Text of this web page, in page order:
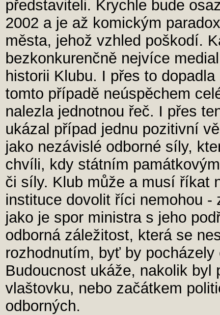
představiteli. Krychle bude
2002 a je až komickým
města, jehož vzhled poškodí.
bezkonkurenčně nejvíce
historii Klubu. I přes to
tomto případě neúspěchem
nalezla jednotnou řeč. I přes
ukázal případ jednu pozitivní
jako nezávislé odborné síly,
chvíli, kdy státním
či síly. Klub může a musí říkat
instituce dovolit říci nemohou
jako je spor ministra s jeho
odborná záležitost, která se
rozhodnutím, byť by
Budoucnost ukáže, nakolik byl
vlaštovku, nebo začátkem
odborných.